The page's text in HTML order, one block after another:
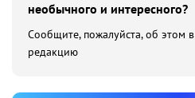
необычного и интересного?
Сообщите, пожалуйста, об этом в
редакцию